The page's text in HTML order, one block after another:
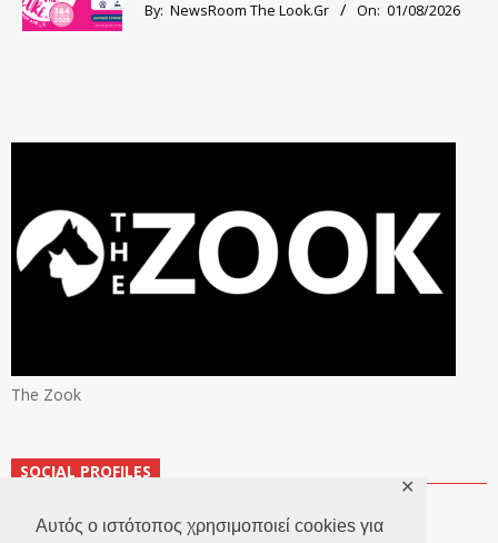
Αυτός ο ιστότοπος χρησιμοποιεί cookies για
✕
By: NewsRoom The Look.Gr On: 01/08/2026
The Zook
SOCIAL PROFILES